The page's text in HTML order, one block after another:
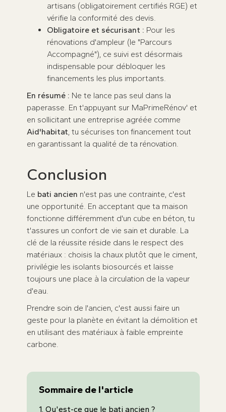
artisans (obligatoirement certifiés RGE) et
vérifie la conformité des devis.
Obligatoire et sécurisant : Pour les
rénovations d'ampleur (le "Parcours
Accompagné"), ce suivi est désormais
indispensable pour débloquer les
financements les plus importants.
En résumé : Ne te lance pas seul dans la
paperasse. En t'appuyant sur MaPrimeRénov' et
en sollicitant une entreprise agréée comme
Aid'habitat, tu sécurises ton financement tout
en garantissant la qualité de ta rénovation.
Conclusion
Le bati ancien n'est pas une contrainte, c'est
une opportunité. En acceptant que ta maison
fonctionne différemment d'un cube en béton, tu
t'assures un confort de vie sain et durable. La
clé de la réussite réside dans le respect des
matériaux : choisis la chaux plutôt que le ciment,
privilégie les isolants biosourcés et laisse
toujours une place à la circulation de la vapeur
d'eau.
Prendre soin de l'ancien, c'est aussi faire un
geste pour la planète en évitant la démolition et
en utilisant des matériaux à faible empreinte
carbone.
Sommaire de l'article
1. Qu'est-ce que le bati ancien ?